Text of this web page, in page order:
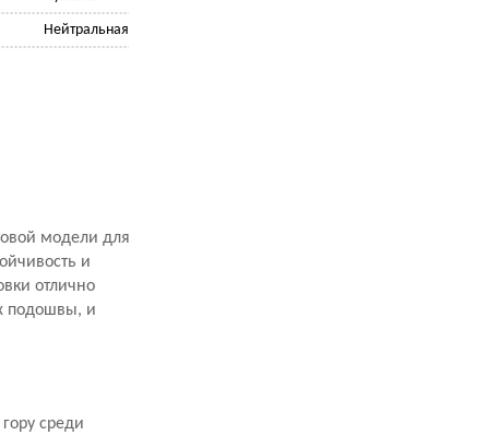
Нейтральная
модели для
и
отлично
подошвы, и
среди